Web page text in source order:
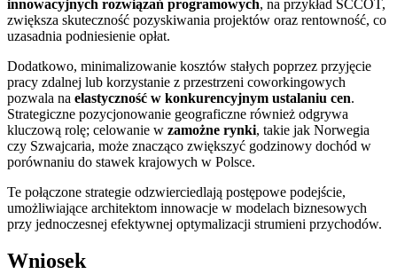
innowacyjnych rozwiązań programowych, na przykład SCCOT,
zwiększa skuteczność pozyskiwania projektów oraz rentowność, co
uzasadnia podniesienie opłat.
Dodatkowo, minimalizowanie kosztów stałych poprzez przyjęcie
pracy zdalnej lub korzystanie z przestrzeni coworkingowych
pozwala na elastyczność w konkurencyjnym ustalaniu cen.
Strategiczne pozycjonowanie geograficzne również odgrywa
kluczową rolę; celowanie w zamożne rynki, takie jak Norwegia
czy Szwajcaria, może znacząco zwiększyć godzinowy dochód w
porównaniu do stawek krajowych w Polsce.
Te połączone strategie odzwierciedlają postępowe podejście,
umożliwiające architektom innowacje w modelach biznesowych
przy jednoczesnej efektywnej optymalizacji strumieni przychodów.
Wniosek